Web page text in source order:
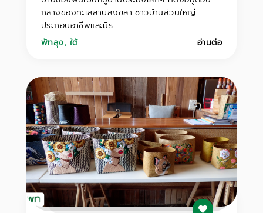
กลางของทะเลสาบสงขลา ชาวบ้านส่วนใหญ่
ประกอบอาชีพและมีร...
พัทลุง, ใต้ อ่านต่อ